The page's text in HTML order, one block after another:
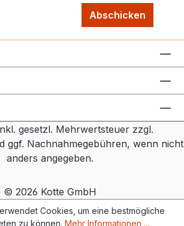
Abschicken
gesetzl. Mehrwertsteuer zzgl.
ggf. Nachnahmegebühren, wenn nicht
anders angegeben.
© 2026 Kotte GmbH
Cookies, um eine bestmögliche
zu können. Mehr Informationen ...